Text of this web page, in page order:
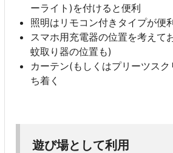
ーライト)を付けると便利
照明はリモコン付きタイプが便
スマホ用充電器の位置を考えて
蚊取り器の位置も)
カーテン(もしくはプリーツス
ち着く
遊び場として利用